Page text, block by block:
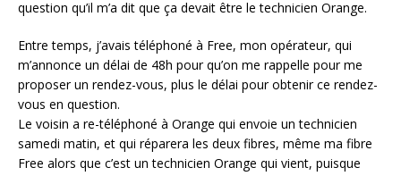
question qu’il m’a dit que ça devait être le technicien Orange.
Entre temps, j’avais téléphoné à Free, mon opérateur, qui
m’annonce un délai de 48h pour qu’on me rappelle pour me
proposer un rendez-vous, plus le délai pour obtenir ce rendez-
vous en question.
Le voisin a re-téléphoné à Orange qui envoie un technicien
samedi matin, et qui réparera les deux fibres, même ma fibre
Free alors que c’est un technicien Orange qui vient, puisque